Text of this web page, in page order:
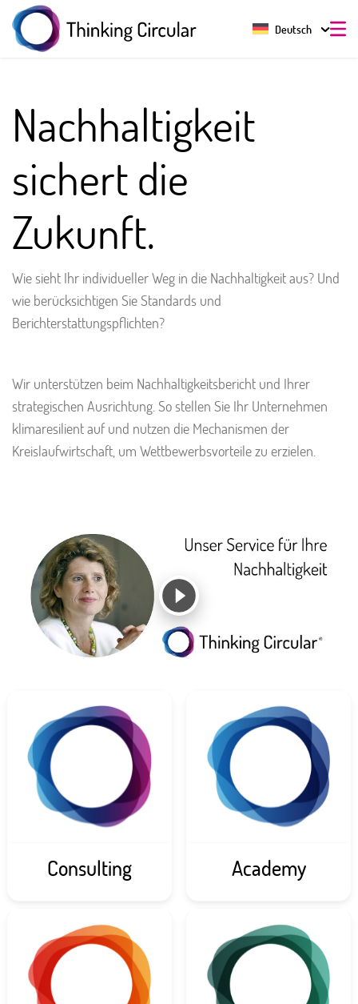
Deutsch
Nachhaltigkeit
sichert die
Zukunft.
Wie sieht Ihr individueller Weg in die Nachhaltigkeit aus? Und
wie berücksichtigen Sie Standards und
Berichterstattungspflichten?
Wir unterstützen beim Nachhaltigkeitsbericht und Ihrer
strategischen Ausrichtung. So stellen Sie Ihr Unternehmen
klimaresilient auf und nutzen die Mechanismen der
Kreislaufwirtschaft, um Wettbewerbsvorteile zu erzielen.
Consulting Academy